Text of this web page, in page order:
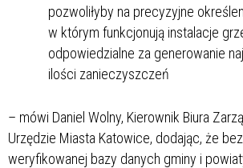
pozwoliłyby na precyzyjne
w którym funkcjonują instalacje
odpowiedzialne za generowanie
ilości zanieczyszczeń
– mówi Daniel Wolny, Kierownik Biura
Urzędzie Miasta Katowice, dodając, że
weryfikowanej bazy danych gminy i